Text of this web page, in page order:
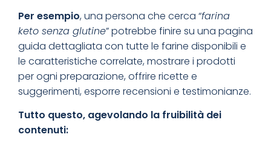
Per esempio, una persona che cerca “farina
keto senza glutine” potrebbe finire su una pagina
guida dettagliata con tutte le farine disponibili e
le caratteristiche correlate, mostrare i prodotti
per ogni preparazione, offrire ricette e
suggerimenti, esporre recensioni e testimonianze.
Tutto questo, agevolando la fruibilità dei
contenuti: